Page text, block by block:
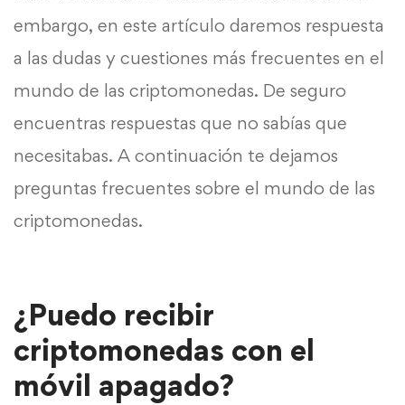
embargo, en este artículo daremos respuesta
a las dudas y cuestiones más frecuentes en el
mundo de las criptomonedas. De seguro
encuentras respuestas que no sabías que
necesitabas. A continuación te dejamos
preguntas frecuentes sobre el mundo de las
criptomonedas.
¿Puedo recibir
criptomonedas con el
móvil apagado?